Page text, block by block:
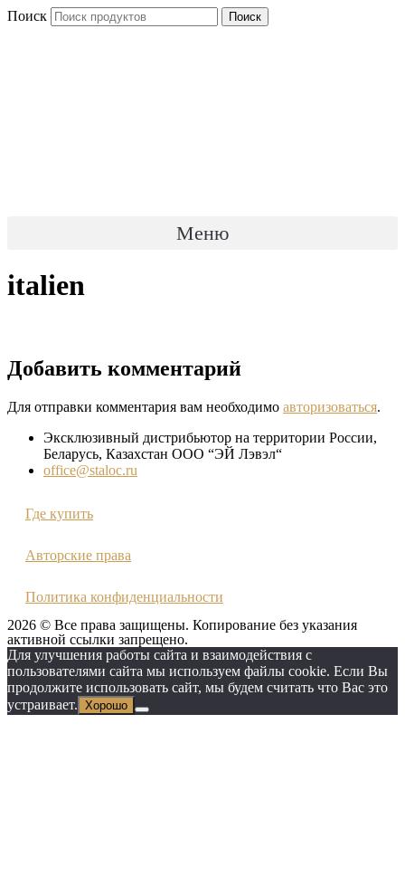
Перейти
Поиск Поиск
Меню
italien
Добавить комментарий
Для отправки комментария вам необходимо авторизоваться.
Эксклюзивный дистрибьютор на территории России,
Беларусь, Казахстан ООО “ЭЙ Лэвэл“
office@staloc.ru
Где купить
Авторские права
Политика конфиденциальности
2026 © Все права защищены. Копирование без указания
активной ссылки запрещено.
Для улучшения работы сайта и взаимодействия с
пользователями сайта мы используем файлы cookie. Если Вы
продолжите использовать сайт, мы будем считать что Вас это
устраивает. Хорошо